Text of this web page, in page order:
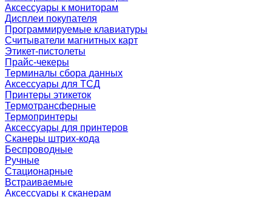
Аксессуары к мониторам
Дисплеи покупателя
Программируемые клавиатуры
Считыватели магнитных карт
Этикет-пистолеты
Прайс-чекеры
Терминалы сбора данных
Аксессуары для ТСД
Принтеры этикеток
Термотрансферные
Термопринтеры
Аксессуары для принтеров
Сканеры штрих-кода
Беспроводные
Ручные
Стационарные
Встраиваемые
Аксессуары к сканерам